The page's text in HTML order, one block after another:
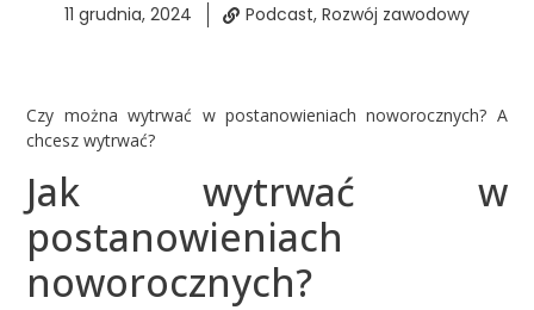
11 grudnia, 2024 Podcast, Rozwój zawodowy
Czy można wytrwać w postanowieniach noworocznych? A
chcesz wytrwać?
Jak wytrwać w
postanowieniach
noworocznych?